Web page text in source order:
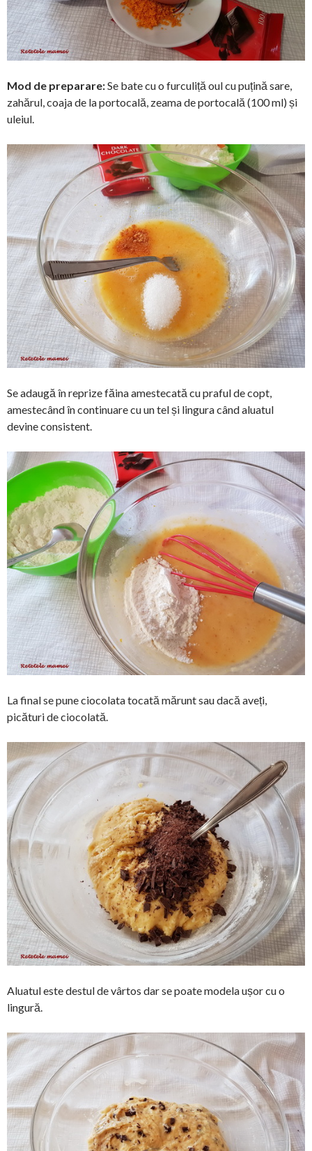
Mod de preparare:Se bate cu o furculiță oul cu puțină sare,
zahărul, coaja de la portocală, zeama de portocală (100 ml) și
uleiul.
Se adaugă în reprize făina amestecată cu praful de copt,
amestecând în continuare cu un tel și lingura când aluatul
devine consistent.
La final se pune ciocolata tocată mărunt sau dacă aveți,
picături de ciocolată.
Aluatul este destul de vârtos dar se poate modela ușor cu o
lingură.